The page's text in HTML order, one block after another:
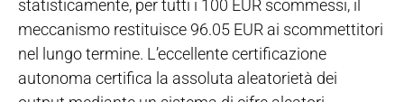
statisticamente, per tutti i 100 EUR scommessi, il
meccanismo restituisce 96.05 EUR ai scommettitori
nel lungo termine. L’eccellente certificazione
autonoma certifica la assoluta aleatorietà dei